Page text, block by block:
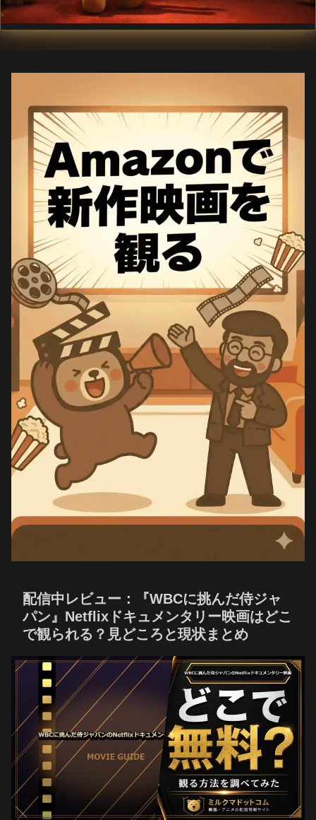
配信中レビュー：『WBCに挑んだ侍ジャ
パン』Netflixドキュメンタリー映画はどこ
で観られる？見どころと現状まとめ